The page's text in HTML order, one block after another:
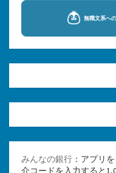
みんなの銀行 ：アプリ
介コードを入力すると